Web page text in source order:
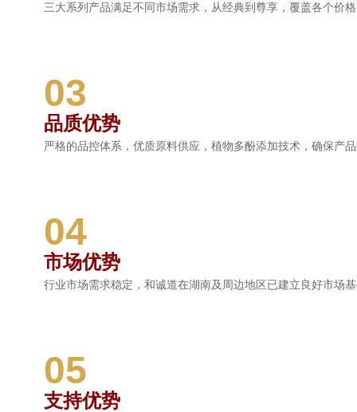
三大系列产品满足不同市场需求，从经典到尊享，覆盖各个价
03
品质优势
严格的品控体系，优质原料供应，植物多酚添加技术，确保产
04
市场优势
行业市场需求稳定，和诚道在湖南及周边地区已建立良好市场
05
支持优势